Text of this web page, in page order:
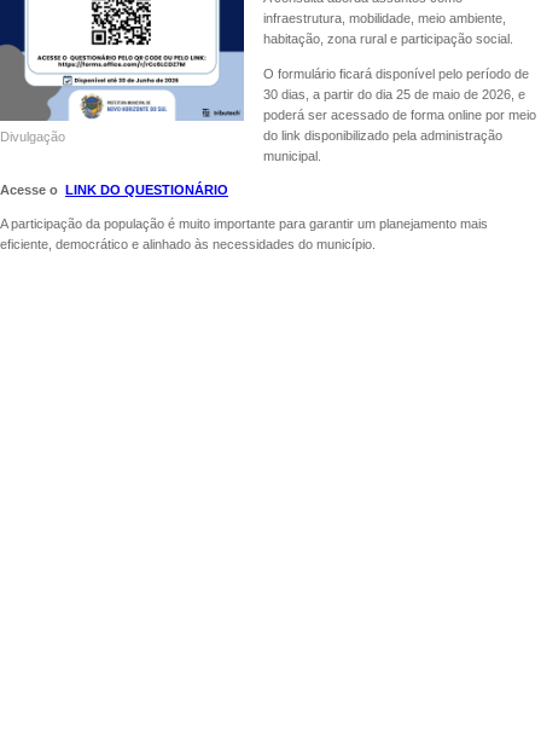
Divulgação
infraestrutura, mobilidade, meio ambiente,
habitação, zona rural e participação social.
O formulário ficará disponível pelo período de
30 dias, a partir do dia 25 de maio de 2026, e
poderá ser acessado de forma online por meio
do link disponibilizado pela administração
municipal.
Acesse o LINK DO QUESTIONÁRIO
A participação da população é muito importante para garantir um planejamento mais
eficiente, democrático e alinhado às necessidades do município.